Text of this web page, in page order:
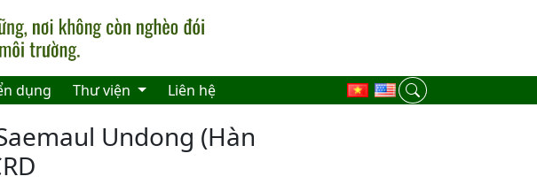
dụng Thư viện Liên hệ
Undong (Hàn